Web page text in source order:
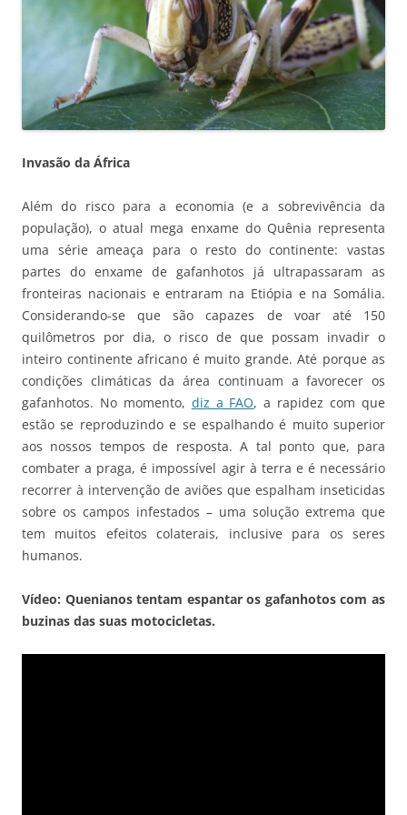
Invasão da África
Além do risco para a economia (e a sobrevivência da
população), o atual mega enxame do Quênia representa
uma série ameaça para o resto do continente: vastas
partes do enxame de gafanhotos já ultrapassaram as
fronteiras nacionais e entraram na Etiópia e na Somália.
Considerando-se que são capazes de voar até 150
quilômetros por dia, o risco de que possam invadir o
inteiro continente africano é muito grande. Até porque as
condições climáticas da área continuam a favorecer os
gafanhotos. No momento, diz a FAO, a rapidez com que
estão se reproduzindo e se espalhando é muito superior
aos nossos tempos de resposta. A tal ponto que, para
combater a praga, é impossível agir à terra e é necessário
recorrer à intervenção de aviões que espalham inseticidas
sobre os campos infestados – uma solução extrema que
tem muitos efeitos colaterais, inclusive para os seres
humanos.
Vídeo: Quenianos tentam espantar os gafanhotos com as
buzinas das suas motocicletas.